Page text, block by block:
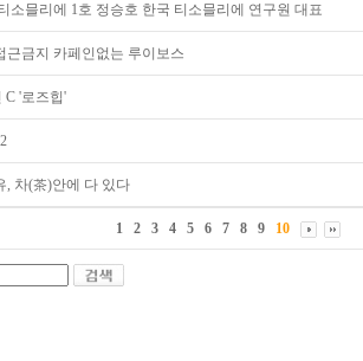
소믈리에 1호 정승호 한국 티소믈리에 연구원 대표
근금지 카페인없는 루이보스
C '로즈힙'
, 차(茶)안에 다 있다
1 2 3 4 5 6 7 8 9 10